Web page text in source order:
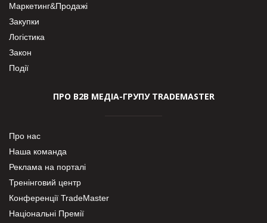
Маркетинг&Продажі
Закупки
Логістика
Закон
Події
ПРО В2В МЕДІА-ГРУПУ TRADEMASTER
Про нас
Наша команда
Реклама на порталі
Тренінговий центр
Конференції TradeMaster
Національні Премії